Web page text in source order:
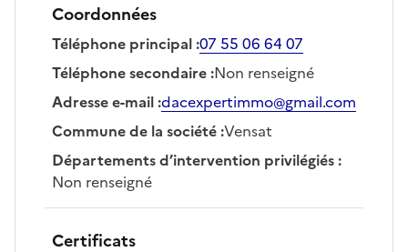
Coordonnées
Téléphone principal:07 55 06 64 07
Téléphone secondaire:Non renseigné
Adresse e-mail:dacexpertimmo@gmail.com
Commune de la société:Vensat
Départements d’intervention privilégiés:
Non renseigné
Certificats